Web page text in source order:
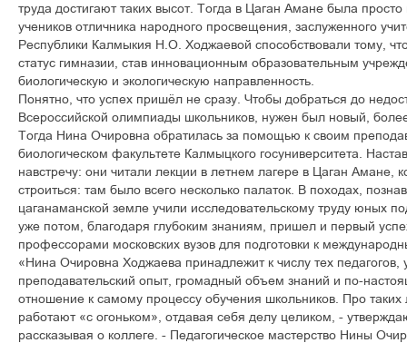
труда достигают таких высот. Тогда в Цаган Амане была
учеников отличника народного просвещения, заслуженного
Республики Калмыкия Н.О. Ходжаевой способствовали тому,
статус гимназии, став инновационным образовательным
биологическую и экологическую направленность.
Понятно, что успех пришёл не сразу. Чтобы добраться до
Всероссийской олимпиады школьников, нужен был новый,
Тогда Нина Очировна обратилась за помощью к своим
биологическом факультете Калмыцкого госуниверситета.
навстречу: они читали лекции в летнем лагере в Цаган Амане,
строиться: там было всего несколько палаток. В походах,
цаганаманской земле учили исследовательскому труду юных
уже потом, благодаря глубоким знаниям, пришел и первый
профессорами московских вузов для подготовки к
«Нина Очировна Ходжаева принадлежит к числу тех педагогов,
преподавательский опыт, громадный объем знаний и по-
отношение к самому процессу обучения школьников. Про таких
работают «с огоньком», отдавая себя делу целиком, -
рассказывая о коллеге. - Педагогическое мастерство Нины